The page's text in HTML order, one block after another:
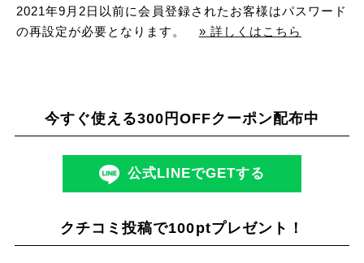
2021年9月2日以前に会員登録されたお客様はパスワード
の再設定が必要となります。 » 詳しくはこちら
今すぐ使える300円OFFクーポン配布中
公式LINEでGETする
クチコミ投稿で100ptプレゼント！